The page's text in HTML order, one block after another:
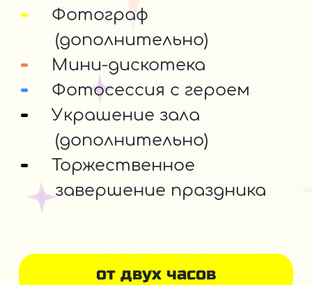
от двух часов
Фотограф
(дополнительно)
Мини-дискотека
Фотосессия с героем
Украшение зала
(дополнительно)
Торжественное
завершение праздника